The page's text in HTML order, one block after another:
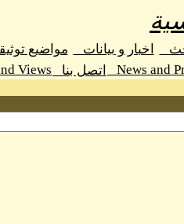
اخبار و بيانات مواضيع
News and
اتصل بنا Views